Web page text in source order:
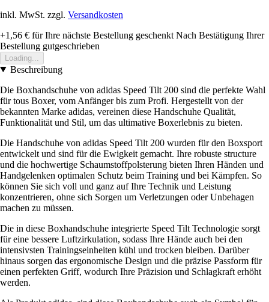
inkl. MwSt. zzgl. Versandkosten
+1,56 € für Ihre nächste Bestellung geschenkt Nach Bestätigung Ihrer
Bestellung gutgeschrieben
Loading...
Beschreibung
Die Boxhandschuhe von adidas Speed Tilt 200 sind die perfekte Wahl
für tous Boxer, vom Anfänger bis zum Profi. Hergestellt von der
bekannten Marke adidas, vereinen diese Handschuhe Qualität,
Funktionalität und Stil, um das ultimative Boxerlebnis zu bieten.
Die Handschuhe von adidas Speed Tilt 200 wurden für den Boxsport
entwickelt und sind für die Ewigkeit gemacht. Ihre robuste structure
und die hochwertige Schaumstoffpolsterung bieten Ihren Händen und
Handgelenken optimalen Schutz beim Training und bei Kämpfen. So
können Sie sich voll und ganz auf Ihre Technik und Leistung
konzentrieren, ohne sich Sorgen um Verletzungen oder Unbehagen
machen zu müssen.
Die in diese Boxhandschuhe integrierte Speed Tilt Technologie sorgt
für eine bessere Luftzirkulation, sodass Ihre Hände auch bei den
intensivsten Trainingseinheiten kühl und trocken bleiben. Darüber
hinaus sorgen das ergonomische Design und die präzise Passform für
einen perfekten Griff, wodurch Ihre Präzision und Schlagkraft erhöht
werden.